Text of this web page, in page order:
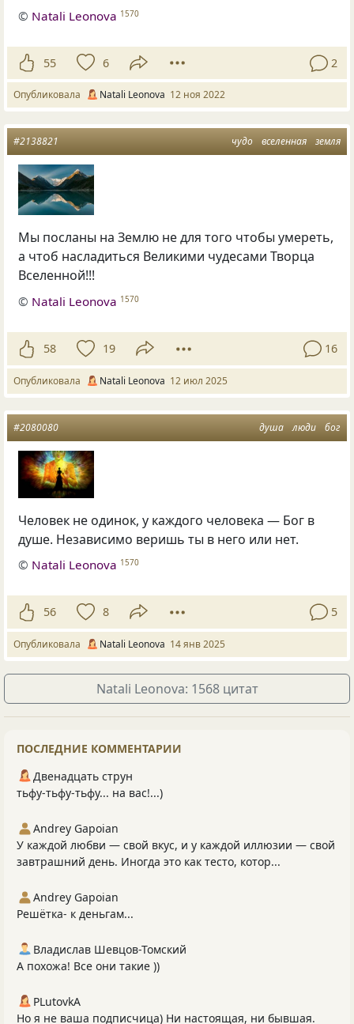
© Natali Leonova 1570
55 6 2
Опубликовала Natali Leonova 12 ноя 2022
чудо вселенная земля
#2138821
Мы посланы на Землю не для того чтобы умереть,
а чтоб насладиться Великими чудесами Творца
Вселенной!!!
© Natali Leonova 1570
58 19 16
Опубликовала Natali Leonova 12 июл 2025
душа люди бог
#2080080
Человек не одинок, у каждого человека — Бог в
душе. Независимо веришь ты в него или нет.
© Natali Leonova 1570
56 8 5
Опубликовала Natali Leonova 14 янв 2025
Natali Leonova: 1568 цитат
ПОСЛЕДНИЕ КОММЕНТАРИИ
Двенадцать струн
тьфу-тьфу-тьфу... на вас!...)
Andrey Gapoian
У каждой любви — свой вкус, и у каждой иллюзии — свой
завтрашний день. Иногда это как тесто, котор...
Andrey Gapoian
Решётка- к деньгам...
Владислав Шевцов-Томский
А похожа! Все они такие ))
PLutоvkА
Но я не ваша подписчица) Ни настоящая, ни бывшая.